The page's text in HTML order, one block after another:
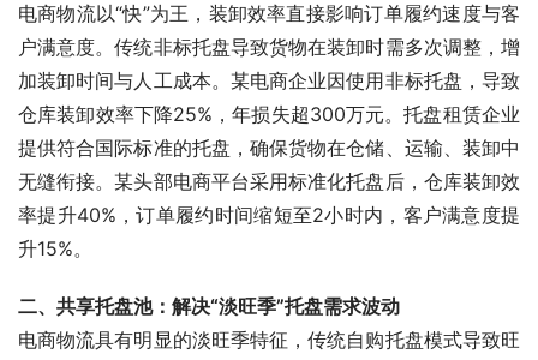
电商物流以“快”为王，装卸效率直接影响订单履约速度与客
户满意度。传统非标托盘导致货物在装卸时需多次调整，增
加装卸时间与人工成本。某电商企业因使用非标托盘，导致
仓库装卸效率下降25%，年损失超300万元。托盘租赁企业
提供符合国际标准的托盘，确保货物在仓储、运输、装卸中
无缝衔接。某头部电商平台采用标准化托盘后，仓库装卸效
率提升40%，订单履约时间缩短至2小时内，客户满意度提
升15%。
二、共享托盘池：解决“淡旺季”托盘需求波动
电商物流具有明显的淡旺季特征，传统自购托盘模式导致旺